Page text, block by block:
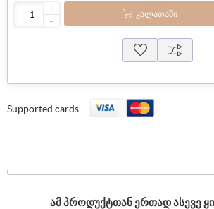
+
-
ᲙᲐᲚᲐᲗᲐᲨᲘ
Supported cards
ᲐᲛ ᲞᲠᲝᲓᲣᲥᲢᲗᲐᲜ ᲔᲠᲗᲐᲓ ᲐᲡᲔᲕᲔ